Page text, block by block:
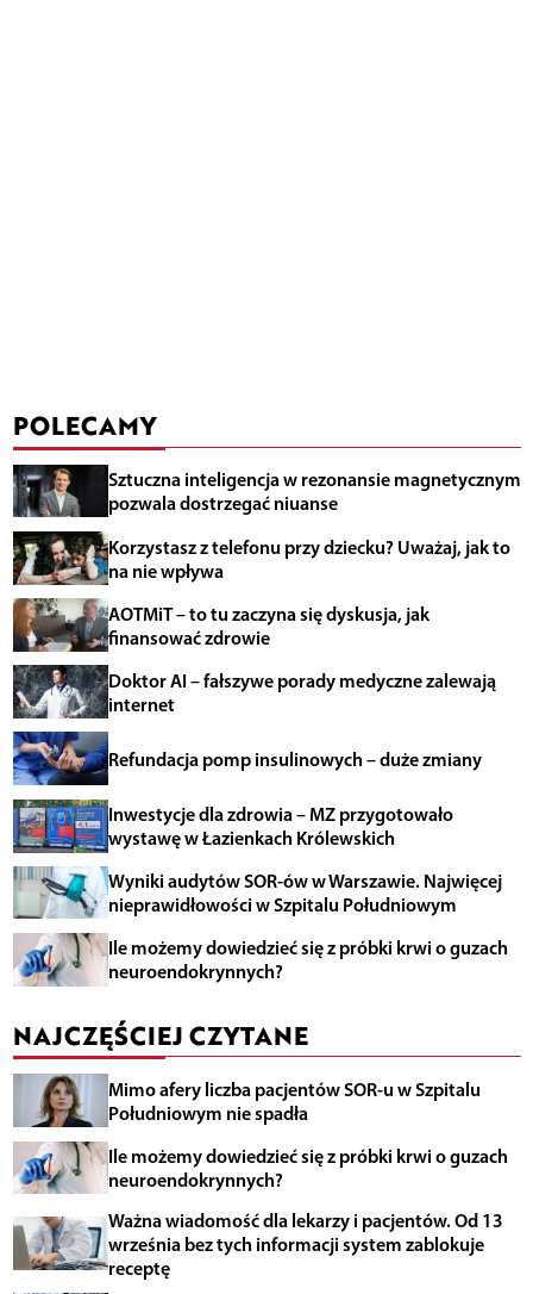
POLECAMY
Sztuczna inteligencja w rezonansie magnetycznym
pozwala dostrzegać niuanse
Korzystasz z telefonu przy dziecku? Uważaj, jak to
na nie wpływa
AOTMiT – to tu zaczyna się dyskusja, jak
finansować zdrowie
Doktor AI – fałszywe porady medyczne zalewają
internet
Refundacja pomp insulinowych – duże zmiany
Inwestycje dla zdrowia – MZ przygotowało
wystawę w Łazienkach Królewskich
Wyniki audytów SOR-ów w Warszawie. Najwięcej
nieprawidłowości w Szpitalu Południowym
Ile możemy dowiedzieć się z próbki krwi o guzach
neuroendokrynnych?
NAJCZĘŚCIEJ CZYTANE
Mimo afery liczba pacjentów SOR-u w Szpitalu
Południowym nie spadła
Ile możemy dowiedzieć się z próbki krwi o guzach
neuroendokrynnych?
Ważna wiadomość dla lekarzy i pacjentów. Od 13
września bez tych informacji system zablokuje
receptę